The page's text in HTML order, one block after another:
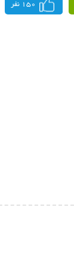
150 نفر